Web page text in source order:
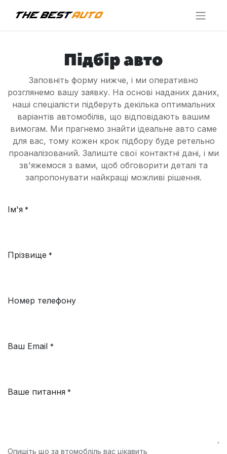
Підбір авто
Заповніть форму нижче, і ми оперативно
розглянемо вашу заявку. На основі наданих даних,
наші спеціалісти підберуть декілька оптимальних
варіантів автомобілів, що відповідають вашим
вимогам. Ми прагнемо знайти ідеальне авто саме
для вас, тому кожен крок підбору буде ретельно
проаналізований. Залиште свої контактні дані, і ми
зв'яжемося з вами, щоб обговорити деталі та
запропонувати найкращі можливі рішення.
Ім'я *
Прізвище *
Номер телефону
Ваш Email *
Ваше питання *
Опишіть що за втомобліль вас цікавить